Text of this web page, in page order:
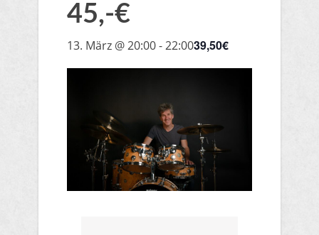
45,-€
13. März @ 20:00-22:0039,50€